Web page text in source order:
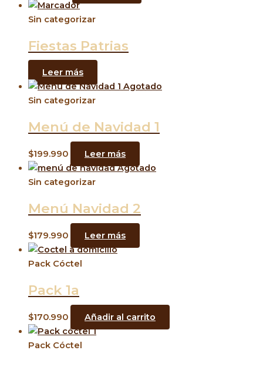
Sin categorizar
Fiestas Patrias
Leer más
Agotado
Sin categorizar
Menú de Navidad 1
$199.990
Leer más
Agotado
Sin categorizar
Menú Navidad 2
$179.990 Leer más
Pack Cóctel
Pack 1a
$170.990 Añadir al carrito
Pack Cóctel